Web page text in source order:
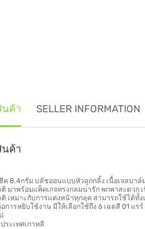
นค้า SELLER INFORMATION
นค้า
8.4กรัม บลัชออนแบบหัวลูกกลิ้ง เนื้อเจลบาล์
มาพร้อมแพ็คเกจทรงกลมน่ารัก พกพาสะดวก
เหมาะกับการแต่งหน้าทุกลุค สามารถใช้ได้
การหยิบใช้งาน มีให้เลือกใช้ถึง 6 เฉดสี 01 แ
ประเทศเกาหลี